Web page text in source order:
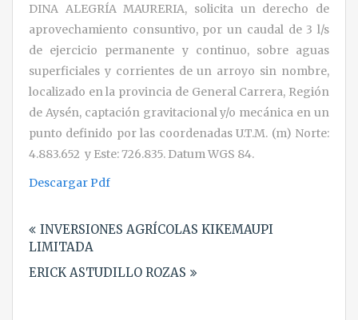
DINA ALEGRÍA MAURERIA, solicita un derecho de
aprovechamiento consuntivo, por un caudal de 3 l/s
de ejercicio permanente y continuo, sobre aguas
superficiales y corrientes de un arroyo sin nombre,
localizado en la provincia de General Carrera, Región
de Aysén, captación gravitacional y/o mecánica en un
punto definido por las coordenadas U.T.M. (m) Norte:
4.883.652 y Este: 726.835. Datum WGS 84.
Descargar Pdf
de
entradas
INVERSIONES AGRÍCOLAS KIKEMAUPI
LIMITADA
ERICK ASTUDILLO ROZAS